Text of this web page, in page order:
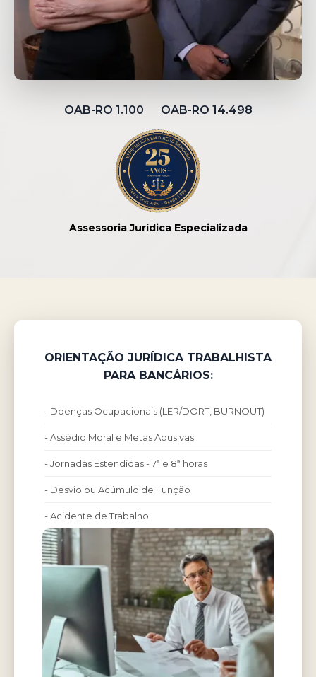
OAB-RO 1.100 OAB-RO 14.498
Assessoria Jurídica Especializada
ORIENTAÇÃO JURÍDICA TRABALHISTA
PARA BANCÁRIOS:
- Doenças Ocupacionais (LER/DORT, BURNOUT)
- Assédio Moral e Metas Abusivas
- Jornadas Estendidas - 7ª e 8ª horas
- Desvio ou Acúmulo de Função
- Acidente de Trabalho